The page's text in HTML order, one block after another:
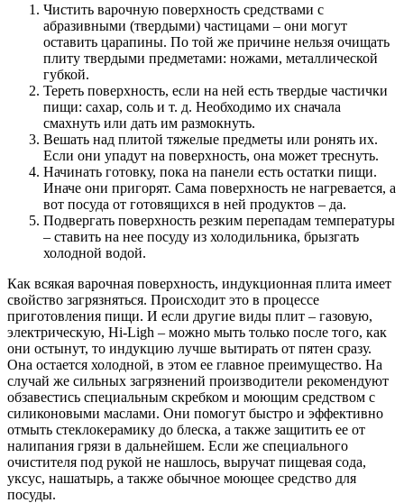
Чистить варочную поверхность средствами с
абразивными (твердыми) частицами – они могут
оставить царапины. По той же причине нельзя очищать
плиту твердыми предметами: ножами, металлической
губкой.
Тереть поверхность, если на ней есть твердые частички
пищи: сахар, соль и т. д. Необходимо их сначала
смахнуть или дать им размокнуть.
Вешать над плитой тяжелые предметы или ронять их.
Если они упадут на поверхность, она может треснуть.
Начинать готовку, пока на панели есть остатки пищи.
Иначе они пригорят. Сама поверхность не нагревается, а
вот посуда от готовящихся в ней продуктов – да.
Подвергать поверхность резким перепадам температуры
– ставить на нее посуду из холодильника, брызгать
холодной водой.
Как всякая варочная поверхность, индукционная плита имеет
свойство загрязняться. Происходит это в процессе
приготовления пищи. И если другие виды плит – газовую,
электрическую, Hi-Ligh – можно мыть только после того, как
они остынут, то индукцию лучше вытирать от пятен сразу.
Она остается холодной, в этом ее главное преимущество. На
случай же сильных загрязнений производители рекомендуют
обзавестись специальным скребком и моющим средством с
силиконовыми маслами. Они помогут быстро и эффективно
отмыть стеклокерамику до блеска, а также защитить ее от
налипания грязи в дальнейшем. Если же специального
очистителя под рукой не нашлось, выручат пищевая сода,
уксус, нашатырь, а также обычное моющее средство для
посуды.